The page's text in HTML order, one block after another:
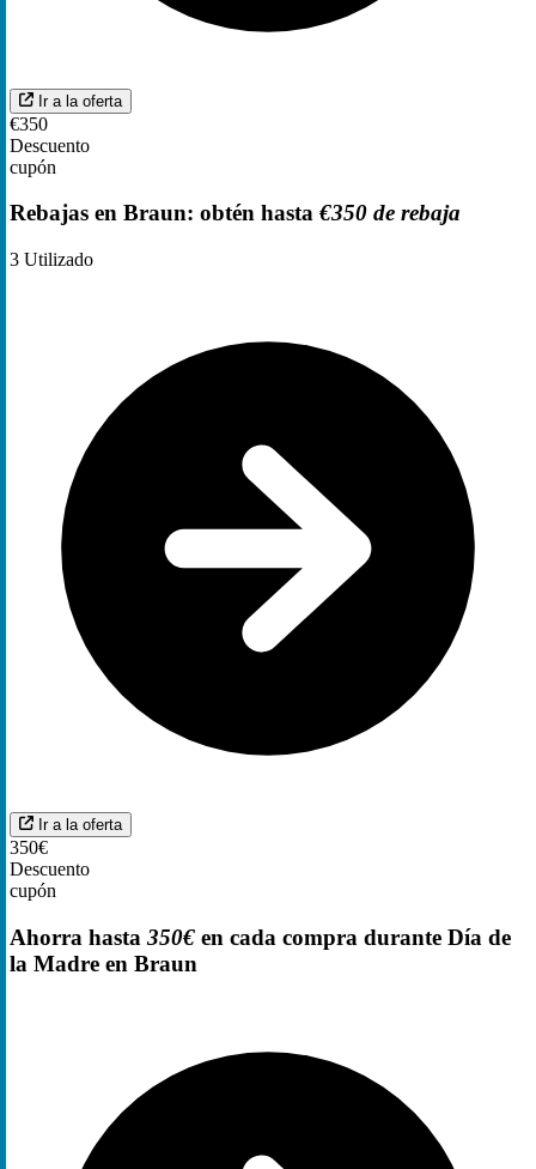
Ir a la oferta
€350
Descuento
cupón
Rebajas en Braun: obtén hasta €350 de rebaja
3 Utilizado
Ir a la oferta
350€
Descuento
cupón
Ahorra hasta 350€ en cada compra durante Día de
la Madre en Braun